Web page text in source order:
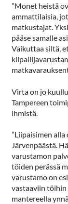
”Monet heistä
ammattilaisia,
matkustajat.
pääse samalle
Vaikuttaa siltä,
Virta on jo
Tampereen
ihmistä.
”Liipaisimen
Järvenpäästä.
varustamon
töiden perässä
varustamo on
vastaaviin töihin
mantereella